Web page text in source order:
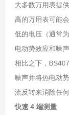
大多数万用表提
高的万用表可能
低的电压（通常
电动势效应和噪
相比之下，
噪声并将热电动
流反转来消除任
快速 4 端测量